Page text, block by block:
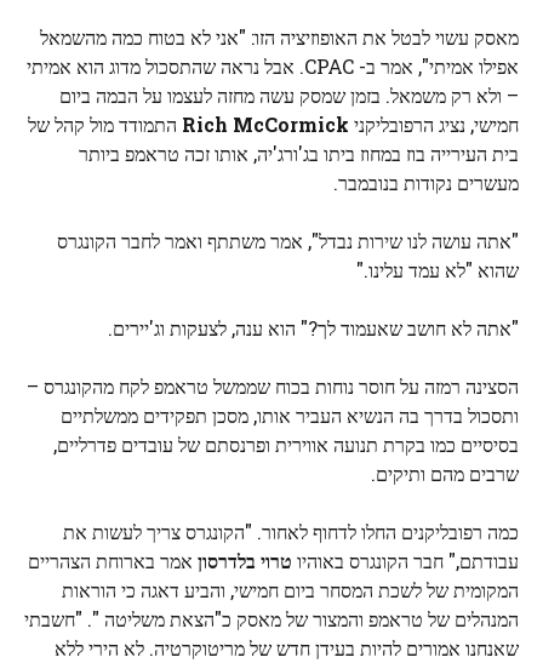
מאסק עשוי לבטל את האופוזיציה הזו: "אני לא בטוח כמה מהשמאל
אפילו אמיתי", אמר ב- CPAC. אבל נראה שהתסכול מדוג הוא אמיתי
– ולא רק משמאל. בזמן שמסק עשה מחזה לעצמו על הבמה ביום
חמישי, נציג הרפובליקני Rich McCormick התמודד מול קהל של
בית העירייה בוז במחוז ביתו בג'ורג'יה, אותו זכה טראמפ ביותר
מעשרים נקודות בנובמבר.
"אתה עושה לנו שירות נבדל", אמר משתתף ואמר לחבר הקונגרס
שהוא "לא עמד עלינו."
"אתה לא חושב שאעמוד לך?" הוא ענה, לצעקות וג'יירים.
הסצינה רמזה על חוסר נוחות בכוח שממשל טראמפ לקח מהקונגרס –
ותסכול בדרך בה הנשיא העביר אותו, מסכן תפקידים ממשלתיים
בסיסיים כמו בקרת תנועה אווירית ופרנסתם של עובדים פדרליים,
שרבים מהם ותיקים.
כמה רפובליקנים החלו לדחוף לאחור. "הקונגרס צריך לעשות את
עבודתם," חבר הקונגרס באוהיו טרוי בלדרסון אמר בארוחת הצהריים
המקומית של לשכת המסחר ביום חמישי, והביע דאגה כי הוראות
המנהלים של טראמפ והמצור של מאסק כ"הצאת משליטה ". "חשבתי
שאנחנו אמורים להיות בעידן חדש של מריטוקרטיה. לא הירי ללא